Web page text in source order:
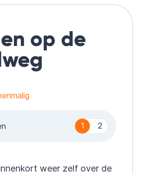
op de
1 2
weer zelf over de